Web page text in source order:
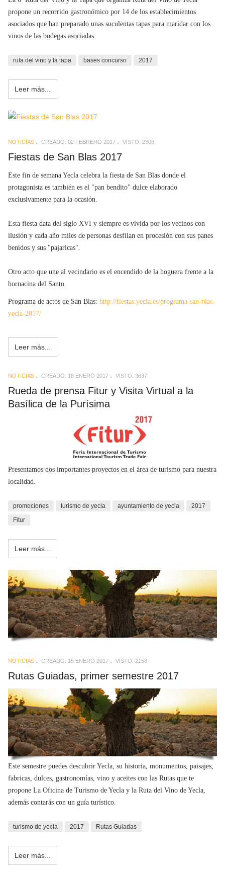
propone un recorrido gastronómico por 14 de los establecimientos
asociados que han preparado unas suculentas tapas para maridar con los
vinos de las bodegas asociadas.
ruta del vino y la tapa bases concurso 2017
Leer más...
NOTICIAS CREADO: 02 FEBRERO 2017 VISTO: 2308
Fiestas de San Blas 2017
Este fin de semana Yecla celebra la fiesta de San Blas donde el
protagonista es también es el "pan bendito" dulce elaborado
exclusivamente para la ocasión.
Esta fiesta data del siglo XVI y siempre es vivida por los vecinos con
ilusión y cada año miles de personas desfilan en procesión con sus panes
benidos y sus "pajaricas".
Otro acto que une al vecindario es el encendido de la hoguera frente a la
hornacina del Santo.
Programa de actos de San Blas: http://fiestas.yecla.es/programa-san-blas-
yecla-2017/
Leer más...
NOTICIAS CREADO: 18 ENERO 2017 VISTO: 3637
Rueda de prensa Fitur y Visita Virtual a la
Basílica de la Purísima
Presentamos dos importantes proyectos en el área de turismo para nuestra
localidad.
promociones turismo de yecla ayuntamiento de yecla
2017
Fitur
Leer más...
NOTICIAS CREADO: 15 ENERO 2017 VISTO: 2158
Rutas Guiadas, primer semestre 2017
Este semestre puedes descubrir Yecla, su historia, monumentos, paisajes,
fabricas, dulces, gastronomías, vino y aceites con las Rutas que te
propone La Oficina de Turismo de Yecla y la Ruta del Vino de Yecla,
además contarás con un guía turístico.
turismo de yecla 2017 Rutas Guiadas
Leer más...